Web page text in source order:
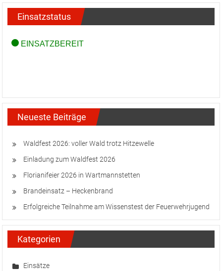
Einsatzstatus
Neueste Beiträge
Waldfest 2026: voller Wald trotz Hitzewelle
Einladung zum Waldfest 2026
Florianifeier 2026 in Wartmannstetten
Brandeinsatz – Heckenbrand
Erfolgreiche Teilnahme am Wissenstest der Feuerwehrjugend
Kategorien
Einsätze